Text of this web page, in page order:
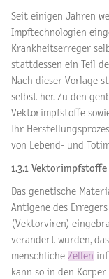
Seit einigen Jahren
Impftechnologien
Krankheitserreger
stattdessen ein Teil
Nach dieser Vorlage
selbst her. Zu den
Vektorimpfstoffe
Ihr
von Lebend- und
1.3.1 Vektorimpfstoffe
Das genetische
Antigene des
(Vektorviren)
verändert wurden,
menschliche Zellen
kann so in den